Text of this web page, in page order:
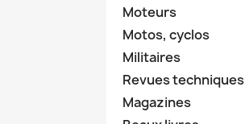
Moteurs
Motos, cyclos
Militaires
Revues techniques
Magazines